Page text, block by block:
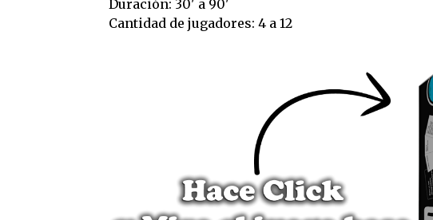
Duración: 30' a 90'
Cantidad de jugadores: 4 a 12